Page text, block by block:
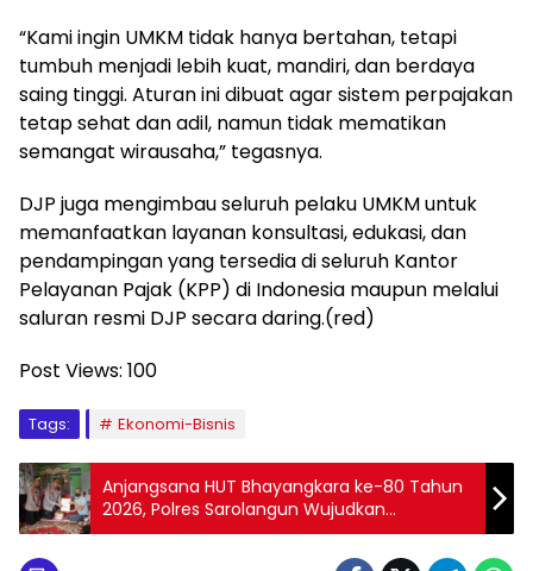
“Kami ingin UMKM tidak hanya bertahan, tetapi
tumbuh menjadi lebih kuat, mandiri, dan berdaya
saing tinggi. Aturan ini dibuat agar sistem perpajakan
tetap sehat dan adil, namun tidak mematikan
semangat wirausaha,” tegasnya.
DJP juga mengimbau seluruh pelaku UMKM untuk
memanfaatkan layanan konsultasi, edukasi, dan
pendampingan yang tersedia di seluruh Kantor
Pelayanan Pajak (KPP) di Indonesia maupun melalui
saluran resmi DJP secara daring.(red)
Post Views: 100
Tags: Ekonomi-Bisnis
Anjangsana HUT Bhayangkara ke-80 Tahun
2026, Polres Sarolangun Wujudkan
Kepedulian kepada Personel Sakit dan